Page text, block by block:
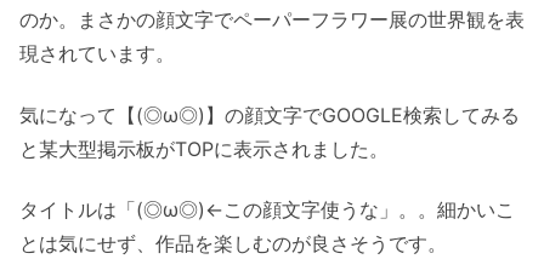
のか。まさかの顔文字でペーパーフラワー展の世界観を表
現されています。
気になって【(◎ω◎)】の顔文字でGOOGLE検索してみる
と某大型掲示板がTOPに表示されました。
タイトルは「(◎ω◎)←この顔文字使うな」。。細かいこ
とは気にせず、作品を楽しむのが良さそうです。